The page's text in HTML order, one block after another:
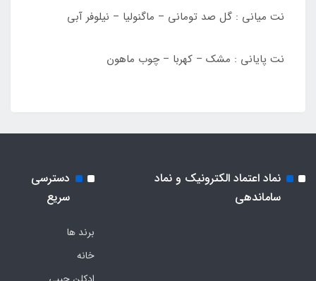
نت میانی : گل صد تومانی – ماگنولیا – نیلوفر آبی
نت پایانی : مشک – کهربا – چوب ماهون
نماد اعتماد الکترونیک و نماد
ساماندهی
دسترسی
سریع
برند ها
خانه